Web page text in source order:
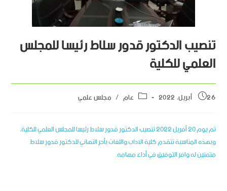
تنصيب الدكتور قدور سلاط رئيسا للمجلس
العلمي للكلية
26 أبريل، 2022 عام / مجلس علمي
تم يوم 20 أفريل 2022 تنصيب الدكتور قدور سلاط رئيسا للمجلس العلمي للكلية،
وبهذه المناسبة تتقدم كلية الآداب واللغات بأحر التهاني للدكتور قدور سلاط
متمنين له وافر التوفيق في أداء مهامه.